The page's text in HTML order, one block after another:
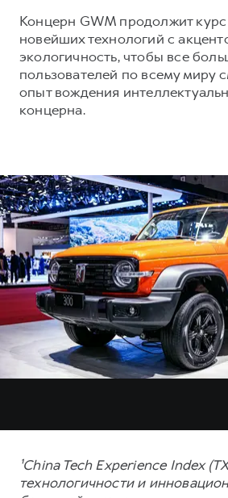
Концерн GWM продолжит
новейших технологий с
экологичность, чтобы все
пользователей по всему миру
опыт вождения
концерна.
¹China Tech Experience Index
технологичности и